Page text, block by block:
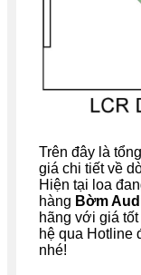
Trên đây là
giá chi tiết về
Hiện tại loa
hàng Bờm
hãng với giá
hệ qua Hotline
nhé!